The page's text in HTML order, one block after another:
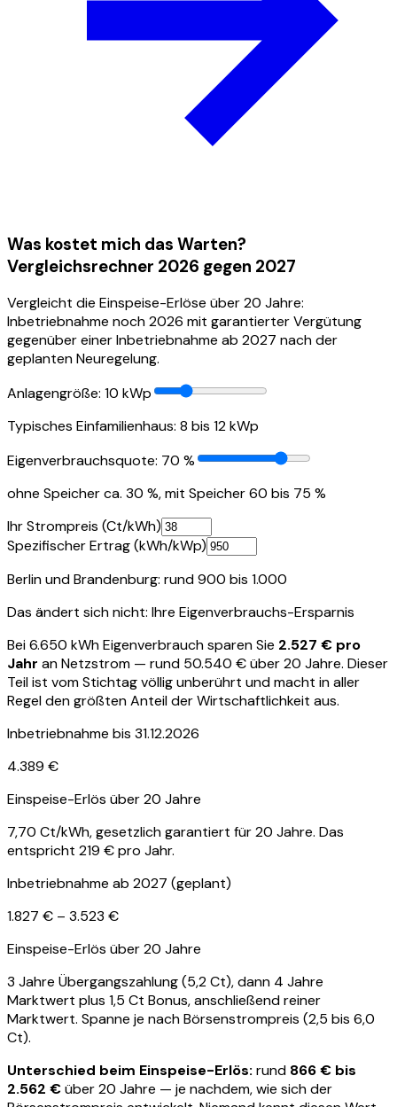
Was kostet mich das Warten?
Vergleichsrechner 2026 gegen 2027
Vergleicht die Einspeise-Erlöse über 20 Jahre:
Inbetriebnahme noch 2026 mit garantierter Vergütung
gegenüber einer Inbetriebnahme ab 2027 nach der
geplanten Neuregelung.
Anlagengröße: 10 kWp
Typisches Einfamilienhaus: 8 bis 12 kWp
Eigenverbrauchsquote: 70 %
ohne Speicher ca. 30 %, mit Speicher 60 bis 75 %
Ihr Strompreis (Ct/kWh)
Spezifischer Ertrag (kWh/kWp)
Berlin und Brandenburg: rund 900 bis 1.000
Das ändert sichnicht: Ihre Eigenverbrauchs-Ersparnis
Bei6.650 kWh Eigenverbrauch sparen Sie 2.527 € pro
Jahr an Netzstrom — rund 50.540 €über 20 Jahre. Dieser
Teil ist vom Stichtag völlig unberührt und macht in aller
Regel den größten Anteil der Wirtschaftlichkeit aus.
Inbetriebnahme bis 31.12.2026
4.389 €
Einspeise-Erlös über 20 Jahre
7,70 Ct/kWh, gesetzlich garantiert für 20 Jahre. Das
entspricht 219 €pro Jahr.
Inbetriebnahme ab 2027 (geplant)
1.827 € – 3.523 €
Einspeise-Erlös über 20 Jahre
3 Jahre Übergangszahlung (5,2Ct), dann 4 Jahre
Marktwert plus 1,5 Ct Bonus, anschließend reiner
Marktwert. Spanne je nach Börsenstrompreis (2,5 bis 6,0
Ct).
Unterschied beim Einspeise-Erlös: rund 866 € bis
2.562 €über 20 Jahre — je nachdem, wie sich der